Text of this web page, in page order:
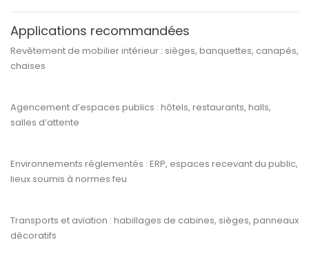
Applications recommandées
Revêtement de mobilier intérieur : sièges, banquettes, canapés,
chaises
Agencement d’espaces publics : hôtels, restaurants, halls,
salles d’attente
Environnements réglementés : ERP, espaces recevant du public,
lieux soumis à normes feu
Transports et aviation : habillages de cabines, sièges, panneaux
décoratifs